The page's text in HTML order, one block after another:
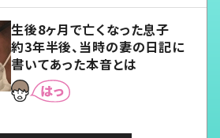
生後8ヶ月で亡くなった息子
約3年半後、当時の妻の日記に
書いてあった本音とは